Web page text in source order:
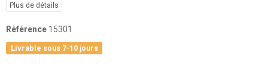
Plus de détails
Référence 15301
Livrable sous 7-10 jours